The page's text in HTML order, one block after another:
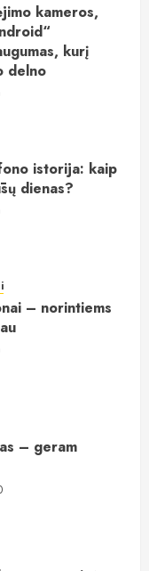
kameros,
kurį
delno
istorija: kaip
dienas?
– norintiems
– geram